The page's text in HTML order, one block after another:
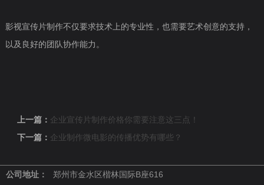
影视宣传片制作不仅要求技术上的专业性，也需要艺术创意的支持，
以及良好的团队协作能力。
上一篇： 企业宣传片制作价格你需要注意这三点！
下一篇： 企业制作微电影的传播优势有哪些？
公司地址： 郑州市金水区楷林国际B座616